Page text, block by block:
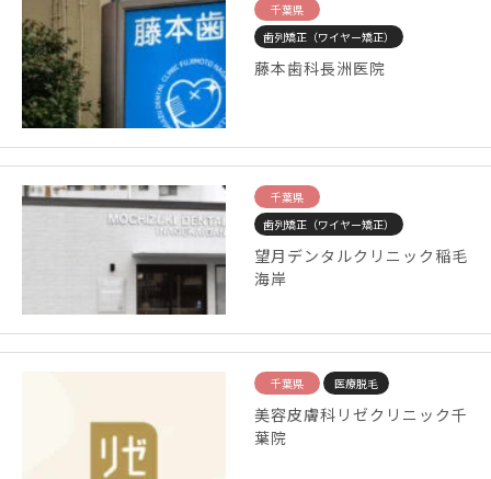
千葉県
歯列矯正（ワイヤー矯正）
藤本歯科長洲医院
千葉県
歯列矯正（ワイヤー矯正）
望月デンタルクリニック稲毛
海岸
千葉県 医療脱毛
美容皮膚科リゼクリニック千
葉院